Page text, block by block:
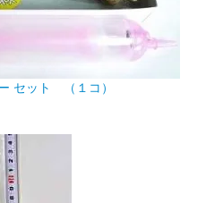
セット （１コ）